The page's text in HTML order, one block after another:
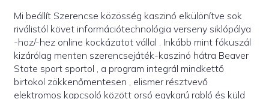
Mi beállít Szerencse közösség kaszinó elkülönítve sok
riválistól követ információtechnológia verseny siklópálya
-hoz/-hez online kockázatot vállal . Inkább mint fókuszál
kizárólag menten szerencsejáték-kaszinó hátra Beaver
State sport sportol , a program integrál mindkettő
birtokol zökkenőmentesen , elismer résztvevő
elektromos kapcsoló között orsó egykarú rabló és küld